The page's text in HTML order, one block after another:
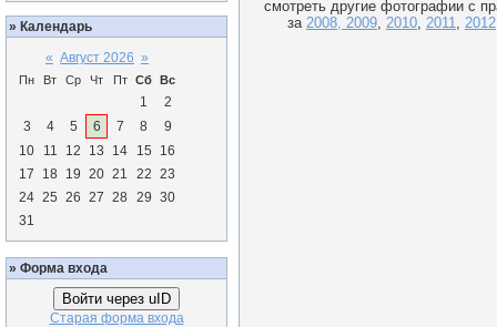
» Календарь
« Август 2026 »
Пн Вт Ср Чт Пт Сб Вс
1
2
3
4 5 6 7 8
9
10
11 12 13 14 15
16
17
18 19 20 21 22 23
24 25 26 27 28 29 30
31
» Форма входа
Войти через uID
Старая форма входа
смотреть другие фотографии с
за 2008, 2009, 2010, 2011, 2012